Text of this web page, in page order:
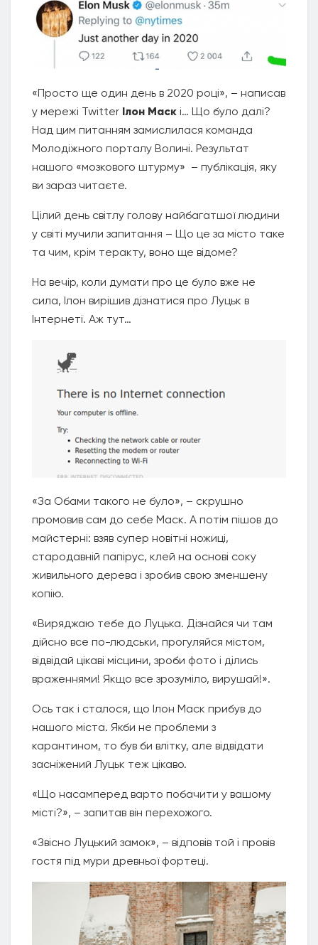
«Просто ще один день в 2020 році», – написав
у мережі Twitter Ілон Маск і… Що було далі?
Над цим питанням замислилася команда
Молодіжного порталу Волині. Результат
нашого «мозкового штурму» – публікація, яку
ви зараз читаєте.
Цілий день світлу голову найбагатшої людини
у світі мучили запитання – Що це за місто таке
та чим, крім теракту, воно ще відоме?
На вечір, коли думати про це було вже не
сила, Ілон вирішив дізнатися про Луцьк в
Інтернеті. Аж тут…
«За Обами такого не було», – скрушно
промовив сам до себе Маск. А потім пішов до
майстерні: взяв супер новітні ножиці,
стародавній папірус, клей на основі соку
живильного дерева і зробив свою зменшену
копію.
«Виряджаю тебе до Луцька. Дізнайся чи там
дійсно все по-людськи, прогуляйся містом,
відвідай цікаві місцини, зроби фото і ділись
враженнями! Якщо все зрозуміло, вирушай!».
Ось так і сталося, що Ілон Маск прибув до
нашого міста. Якби не проблеми з
карантином, то був би влітку, але відвідати
засніжений Луцьк теж цікаво.
«Що насамперед варто побачити у вашому
місті?», – запитав він перехожого.
«Звісно Луцький замок», – відповів той і провів
гостя під мури древньої фортеці.